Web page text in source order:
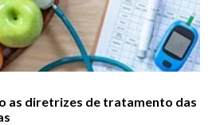
as diretrizes de tratamento das